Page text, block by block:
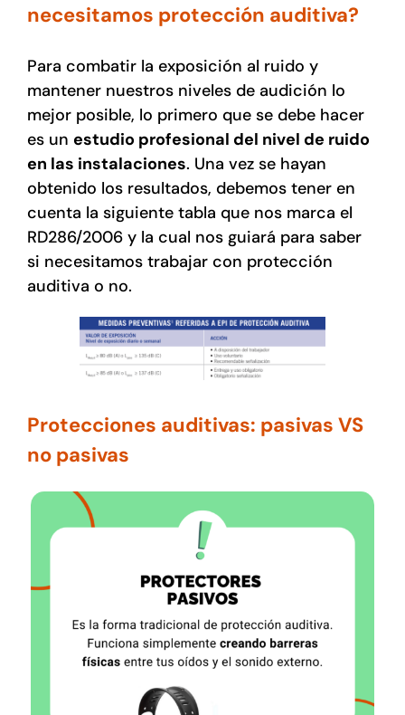
necesitamos protección auditiva?
Para combatir la exposición al ruido y
mantener nuestros niveles de audición lo
mejor posible, lo primero que se debe hacer
es un estudio profesional del nivel de ruido
en las instalaciones. Una vez se hayan
obtenido los resultados, debemos tener en
cuenta la siguiente tabla que nos marca el
RD286/2006 y la cual nos guiará para saber
si necesitamos trabajar con protección
auditiva o no.
Protecciones auditivas: pasivas VS
no pasivas